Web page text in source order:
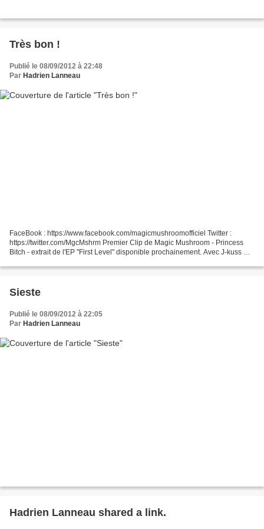
Très bon !
Publié le 08/09/2012 à 22:48
Par Hadrien Lanneau
FaceBook : https://www.facebook.com/magicmushroomofficiel Twitter :
https://twitter.com/MgcMshrm Premier Clip de Magic Mushroom - Princess
Bitch - extrait de l'EP "First Level" disponible prochainement. Avec J-kuss &
Sieste
Publié le 08/09/2012 à 22:05
Par Hadrien Lanneau
Hadrien Lanneau shared a link.